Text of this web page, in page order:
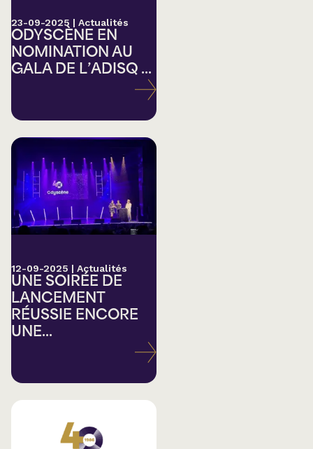
23-09-2025 | Actualités
ODYSCÈNE EN
NOMINATION AU
GALA DE L’ADISQ ...
12-09-2025 | Actualités
UNE SOIRÉE DE
LANCEMENT
RÉUSSIE ENCORE
UNE...